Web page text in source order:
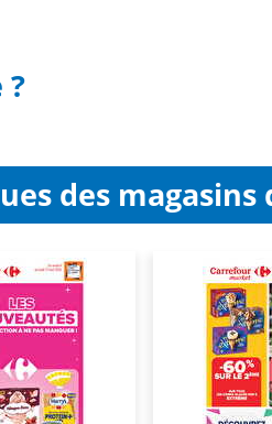
des